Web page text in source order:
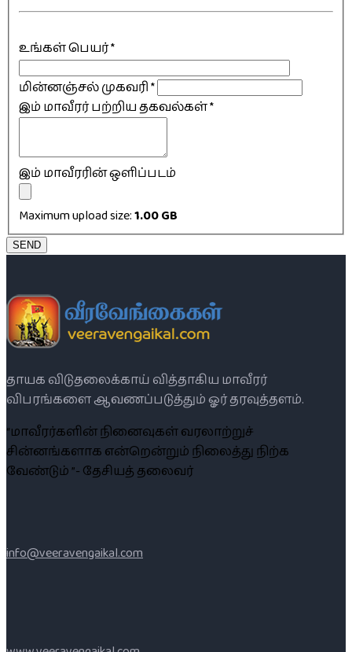
உங்கள் பெயர்*
மின்னஞ்சல் முகவரி*
இம் மாவீரர் பற்றிய தகவல்கள்*
இம் மாவீரரின் ஒளிப்படம்
Maximum upload size:1.00 GB
SEND
தாயக விடுதலைக்காய் வித்தாகிய மாவீரர்
விபரங்களை ஆவணப்படுத்தும் ஓர் தரவுத்தளம்.
“மாவீரர்களின் நினைவுகள் வரலாற்றுச்
சின்னங்களாக என்றென்றும் நிலைத்து நிற்க
வேண்டும் ”- தேசியத் தலைவர்
info@veeravengaikal.com